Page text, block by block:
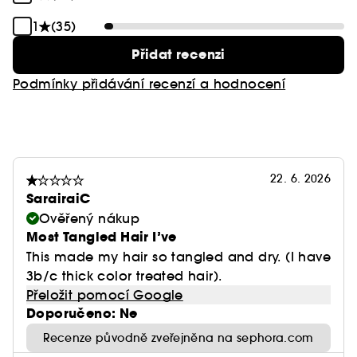
1
(35)
Přidat recenzi
Podmínky přidávání recenzí a hodnocení
22. 6. 2026
SarairaiC
Ověřený nákup
Most Tangled Hair I’ve
This made my hair so tangled and dry. (I have
3b/c thick color treated hair).
Přeložit pomocí Google
Doporučeno: Ne
Recenze původně zveřejněna na sephora.com